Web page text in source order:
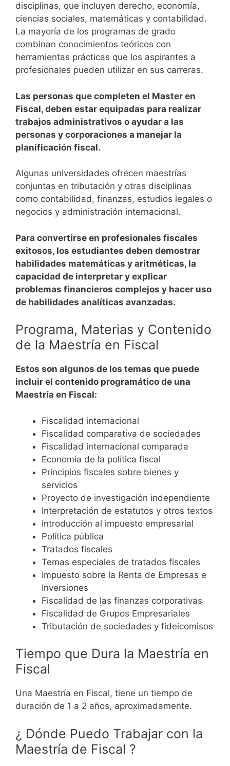
disciplinas, que incluyen derecho, economía,
ciencias sociales, matemáticas y contabilidad.
La mayoría de los programas de grado
combinan conocimientos teóricos con
herramientas prácticas que los aspirantes a
profesionales pueden utilizar en sus carreras.
Las personas que completen el Master en
Fiscal, deben estar equipadas para realizar
trabajos administrativos o ayudar a las
personas y corporaciones a manejar la
planificación fiscal.
Algunas universidades ofrecen maestrías
conjuntas en tributación y otras disciplinas
como contabilidad, finanzas, estudios legales o
negocios y administración internacional.
Para convertirse en profesionales fiscales
exitosos, los estudiantes deben demostrar
habilidades matemáticas y aritméticas, la
capacidad de interpretar y explicar
problemas financieros complejos y hacer uso
de habilidades analíticas avanzadas.
Programa, Materias y Contenido
de la Maestría en Fiscal
Estos son algunos de los temas que puede
incluir el contenido programático de una
Maestría en Fiscal:
Fiscalidad internacional
Fiscalidad comparativa de sociedades
Fiscalidad internacional comparada
Economía de la política fiscal
Principios fiscales sobre bienes y
servicios
Proyecto de investigación independiente
Interpretación de estatutos y otros textos
Introducción al impuesto empresarial
Política pública
Tratados fiscales
Temas especiales de tratados fiscales
Impuesto sobre la Renta de Empresas e
Inversiones
Fiscalidad de las finanzas corporativas
Fiscalidad de Grupos Empresariales
Tributación de sociedades y fideicomisos
Tiempo que Dura la Maestría en
Fiscal
Una Maestría en Fiscal, tiene un tiempo de
duración de 1 a 2 años, aproximadamente.
¿ Dónde Puedo Trabajar con la
Maestría de Fiscal ?